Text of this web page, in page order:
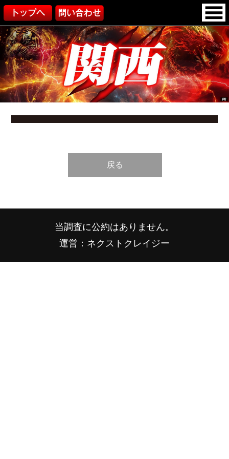
戻る
当調査に公約はありません。
運営：ネクストクレイジー